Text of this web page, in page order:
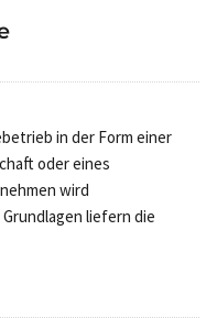
in der Form einer
oder eines
wird
liefern die